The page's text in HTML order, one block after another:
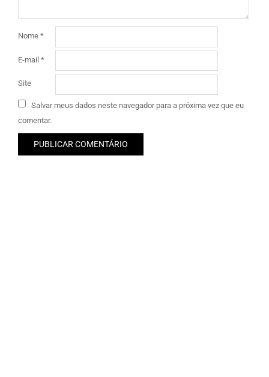
Nome *
E-mail *
Site
Salvar meus dados neste navegador para a próxima vez que eu
comentar.